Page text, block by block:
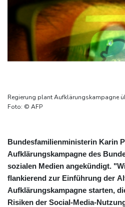
Regierung plant Aufklärungskampagne
Foto: © AFP
Bundesfamilienministerin Karin
Aufklärungskampagne des
sozialen Medien angekündigt.
flankierend zur Einführung der
Aufklärungskampagne starten,
Risiken der Social-Media-